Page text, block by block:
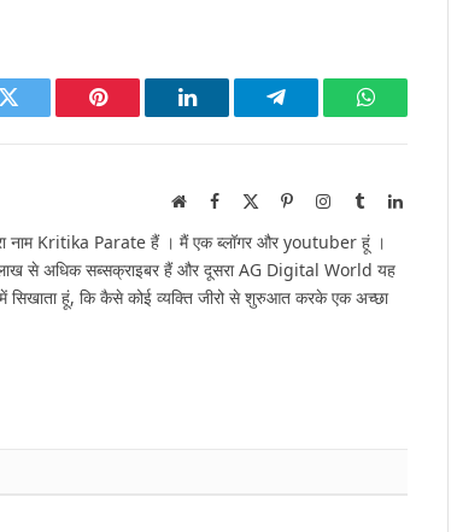
Twitter Pinterest LinkedIn Telegram WhatsApp
WebsiteFacebook PinterestInstagram
TumblrLinkedIn
Kritika Parate हैं । मैं एक ब्लॉगर और youtuber हूं ।
से अधिक सब्सक्राइबर हैं और दूसरा AG Digital World यह
सिखाता हूं, कि कैसे कोई व्यक्ति जीरो से शुरुआत करके एक अच्छा